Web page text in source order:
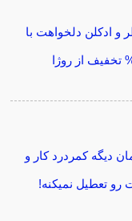
و ادکلن دلخواهت با
دیگه کمردرد کار و
رو تعطیل نمیکنه!